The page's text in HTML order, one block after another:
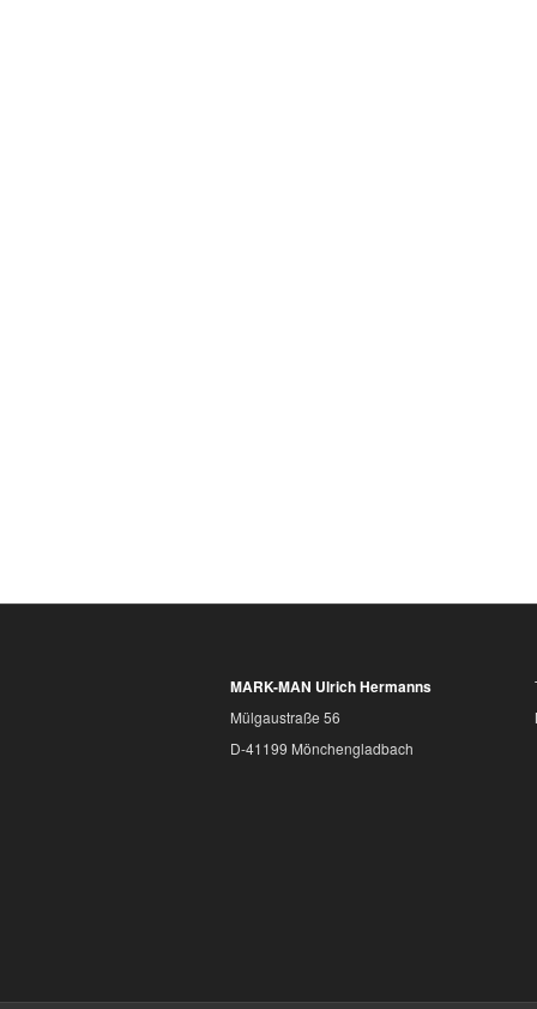
MARK-MAN Ulrich Hermanns
Mülgaustraße 56
D-41199 Mönchengladbach